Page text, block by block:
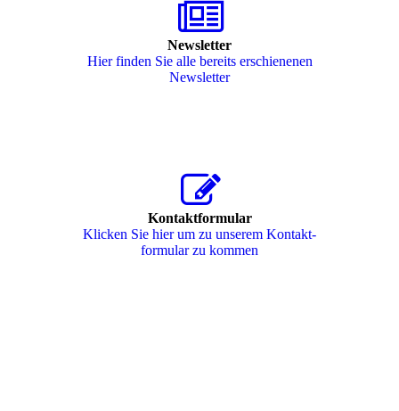
Newsletter
Hier finden Sie alle bereits erschienenen
Newsletter
Kontaktformular
Klicken Sie hier um zu unserem Kon­takt­
for­mu­lar zu kommen